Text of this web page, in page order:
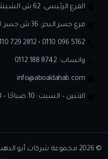
الفرع الرئيسي: 62 ش الشيشيني، الساحل، شبرا
فرع جسر البحر: 36 ش جسر البحر، الساحل، شبرا
0110 729 2812 • 0110 096 5162
واتساب:0112 188 8742
info@aboaldahab.com
الاثنين – السبت: 10 صباحًا – 8 مساءً